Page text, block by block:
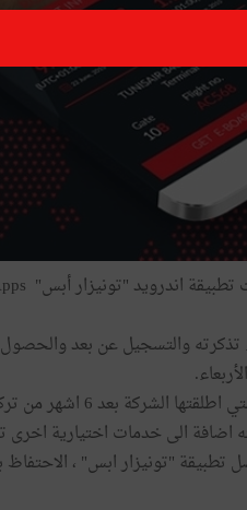
تذكرته والتسجيل عن بعد
وكما يمكن للحريف بفضل
اضافة الى خدمات اختيارية
"تونيزار ابس" ، الاحتفاظ